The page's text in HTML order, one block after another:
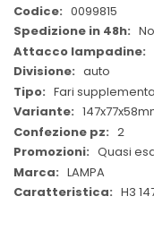
Maggiori
Informazioni
0099815
No
auto
Fari
2
Quasi
LAMPA
H3